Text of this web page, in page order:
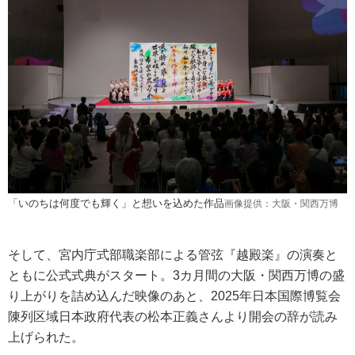
「いのちは何度でも輝く」と想いを込めた作品画像提供：大阪・関西万博
そして、宮内庁式部職楽部による管弦『越殿楽』の演奏と
ともに公式式典がスタート。3カ月間の大阪・関西万博の盛
り上がりを詰め込んだ映像のあと、2025年日本国際博覧会
陳列区域日本政府代表の松本正義さんより開会の辞が読み
上げられた。